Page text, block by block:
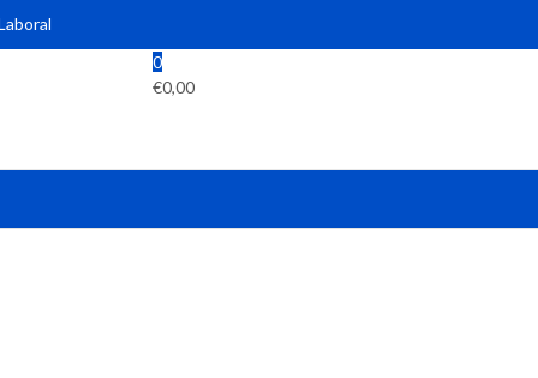
0
€0,00